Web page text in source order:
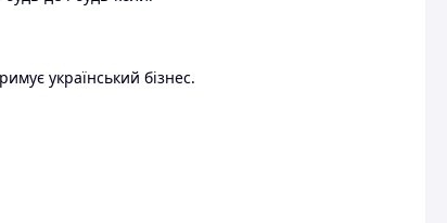
український бізнес.